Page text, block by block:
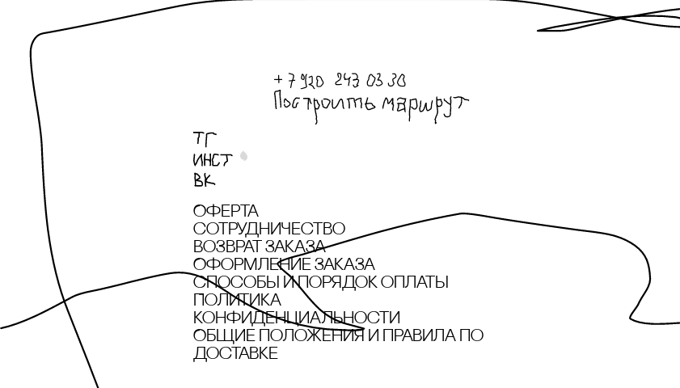
Оферта
сотрудничество
Возврат заказа
Оформление заказа
cпособы и порядок оплаты
Политика
конфиденциальности
Общие положения и правила по
доставке